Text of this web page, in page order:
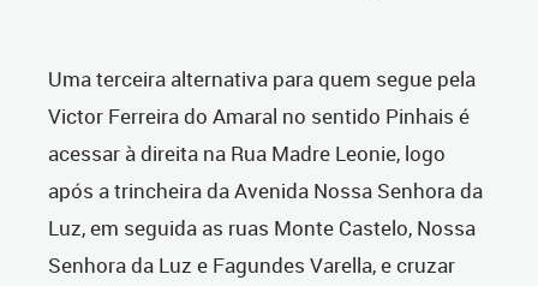
Uma terceira alternativa para quem segue pela
Victor Ferreira do Amaral no sentido Pinhais é
acessar à direita na Rua Madre Leonie, logo
após a trincheira da Avenida Nossa Senhora da
Luz, em seguida as ruas Monte Castelo, Nossa
Senhora da Luz e Fagundes Varella, e cruzar